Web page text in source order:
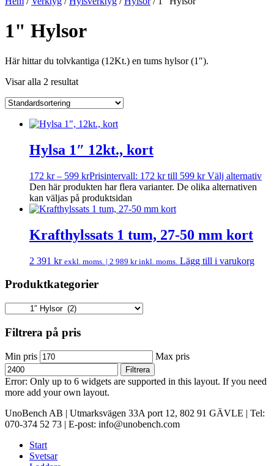
1" Hylsor
Här hittar du tolvkantiga (12Kt.) en tums hylsor (1″).
Visar alla 2 resultat
Hylsa 1″ 12kt., kort
172 kr – 599 krPrisintervall: 172 kr till 599 kr Välj alternativ
Den här produkten har flera varianter. De olika alternativen
kan väljas på produktsidan
Krafthylssats 1 tum, 27-50 mm kort
2 391 kr exkl. moms. | 2 989 krinkl. moms. Lägg till i varukorg
Produktkategorier
Filtrera på pris
Min pris Max pris
Filtrera
Error: Only up to 6 widgets are supported in this layout. If you need
more add your own layout.
UnoBench AB | Utmarksvägen 33A port 12, 802 91 GÄVLE | Tel:
070-374 52 73 | E-post: info@unobench.com
Start
Svetsar